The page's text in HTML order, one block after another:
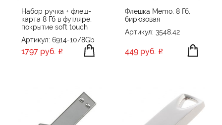
Набор ручка + флеш-
карта 8 Гб в футляре,
покрытие soft touch
Артикул: 6914-10/8Gb
1797 руб.
Флешка Memo, 8 Гб,
бирюзовая
Артикул: 3548.42
449 руб.